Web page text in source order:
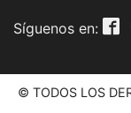
Síguenos en:
© TODOS LOS